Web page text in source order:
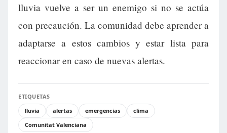
lluvia vuelve a ser un enemigo si no se actúa
con precaución. La comunidad debe aprender a
adaptarse a estos cambios y estar lista para
reaccionar en caso de nuevas alertas.
ETIQUETAS
lluvia
alertas emergencias
clima
Comunitat Valenciana